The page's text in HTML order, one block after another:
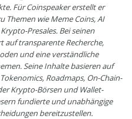
Für Coinspeaker erstellt er
Themen wie Meme Coins, AI
Presales. Bei seinen
auf transparente Recherche,
und eine verständliche
Seine Inhalte basieren auf
Roadmaps, On-Chain-
Krypto-Börsen und Wallet-
fundierte und unabhängige
bereitzustellen.